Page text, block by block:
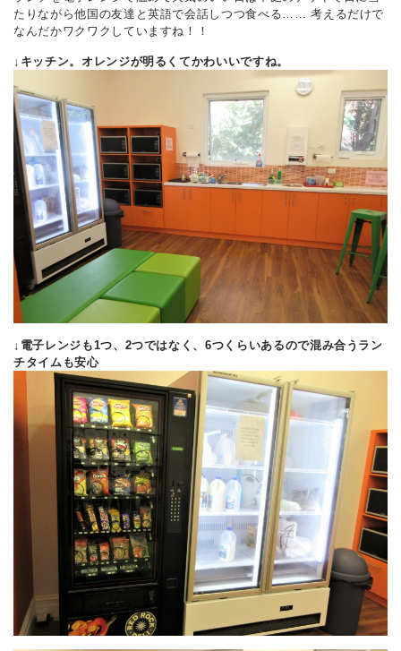
たりながら他国の友達と英語で会話しつつ食べる…… 考えるだけで
なんだかワクワクしていますね！！
↓キッチン。オレンジが明るくてかわいいですね。
↓電子レンジも1つ、2つではなく、6つくらいあるので混み合うラン
チタイムも安心